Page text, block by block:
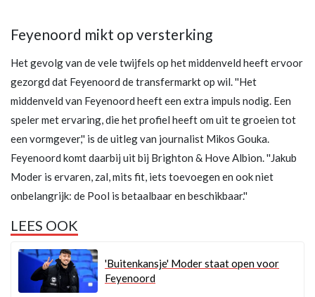
Feyenoord mikt op versterking
Het gevolg van de vele twijfels op het middenveld heeft ervoor
gezorgd dat Feyenoord de transfermarkt op wil. ''Het
middenveld van Feyenoord heeft een extra impuls nodig. Een
speler met ervaring, die het profiel heeft om uit te groeien tot
een vormgever,'' is de uitleg van journalist Mikos Gouka.
Feyenoord komt daarbij uit bij Brighton & Hove Albion. ''Jakub
Moder is ervaren, zal, mits fit, iets toevoegen en ook niet
onbelangrijk: de Pool is betaalbaar en beschikbaar.''
LEES OOK
'Buitenkansje' Moder staat open voor
Feyenoord